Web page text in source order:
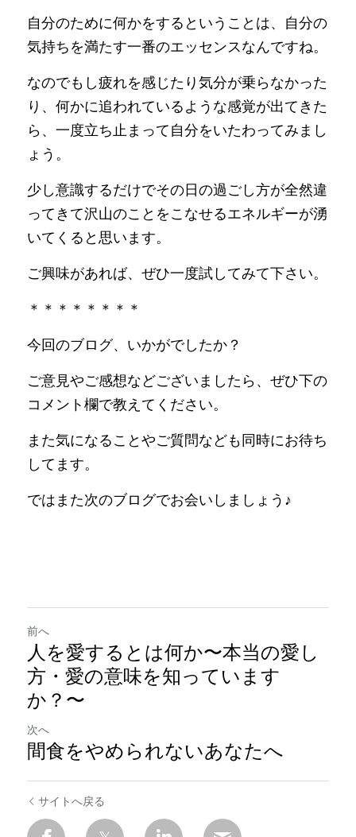
自分のために何かをするということは、自分の
気持ちを満たす一番のエッセンスなんですね。
なのでもし疲れを感じたり気分が乗らなかった
り、何かに追われているような感覚が出てきた
ら、一度立ち止まって自分をいたわってみまし
ょう。
少し意識するだけでその日の過ごし方が全然違
ってきて沢山のことをこなせるエネルギーが湧
いてくると思います。
ご興味があれば、ぜひ一度試してみて下さい。
＊＊＊＊＊＊＊＊
今回のブログ、いかがでしたか？
ご意見やご感想などございましたら、ぜひ下の
コメント欄で教えてください。
また気になることやご質問なども同時にお待ち
してます。
ではまた次のブログでお会いしましょう♪
前へ
人を愛するとは何か〜本当の愛し
方・愛の意味を知っています
か？〜
次へ
間食をやめられないあなたへ
サイトへ戻る